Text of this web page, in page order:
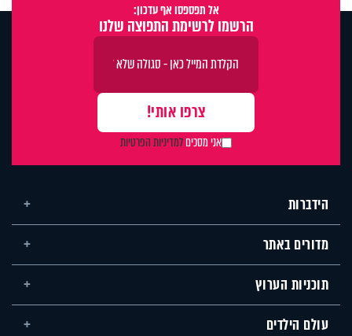
אל תפספסו אף עדכון:
הרשמו לרשימת התפוצה שלנו
אני מסכיםלמדיניות הפרטיות
הידברות
מדורים באתר
תוכניות הערוץ
עולם הילדים